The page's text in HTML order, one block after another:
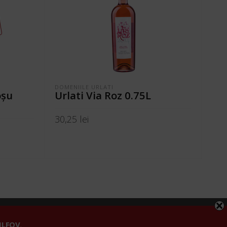
DOMENIILE URLATI
Urlati Via Roz 0.75L
30,25 lei
.